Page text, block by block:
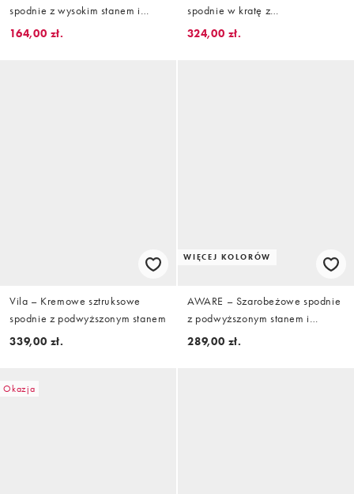
spodnie z wysokim stanem i
szerokimi nogawkami, z dużą
164,00 zł.
spodnie w kratę z
podwyższonym stanem i
324,00 zł.
Vila – Kremowe sztruksowe
spodnie z podwyższonym stanem
339,00 zł.
WIĘCEJ KOLORÓW
AWARE – Szarobeżowe spodnie
z podwyższonym stanem i
zakładkami z przodu
289,00 zł.
Okazja